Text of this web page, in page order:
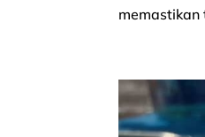
memastikan